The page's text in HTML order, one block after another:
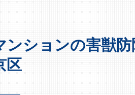
ションの害獣防
区